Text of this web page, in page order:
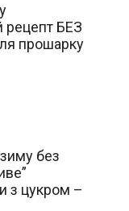
рецепт БЕЗ
прошарку
без
з цукром –